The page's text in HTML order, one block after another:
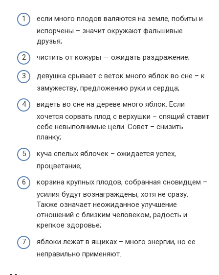
если много плодов валяются на земле, побиты и
испорчены – значит окружают фальшивые
друзья;
чистить от кожуры — ожидать раздражение;
девушка срывает с веток много яблок во сне – к
замужеству, предложению руки и сердца;
видеть во сне на дереве много яблок. Если
хочется сорвать плод с верхушки – спящий ставит
себе невыполнимые цели. Совет – снизить
планку;
куча спелых яблочек – ожидается успех,
процветание;
корзина крупных плодов, собранная сновидцем –
усилия будут вознаграждены, хотя не сразу.
Также означает неожиданное улучшение
отношений с близким человеком, радость и
крепкое здоровье;
яблоки лежат в ящиках – много энергии, но ее
неправильно применяют.